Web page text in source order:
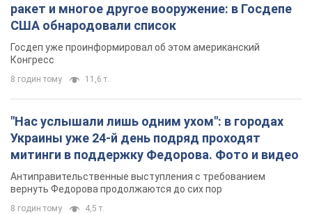
ракет и многое другое вооружение: в Госдепе
США обнародовали список
Госдеп уже проинформировал об этом американский
Конгресс
8 годин тому 11,6 т.
"Нас услышали лишь одним ухом": в городах
Украины уже 24-й день подряд проходят
митинги в поддержку Федорова. Фото и видео
Антиправительственные выступления с требованием
вернуть Федорова продолжаются до сих пор
8 годин тому 4,5 т.